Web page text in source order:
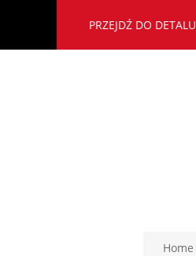
PRZEJDŹ DO DETALU
Home